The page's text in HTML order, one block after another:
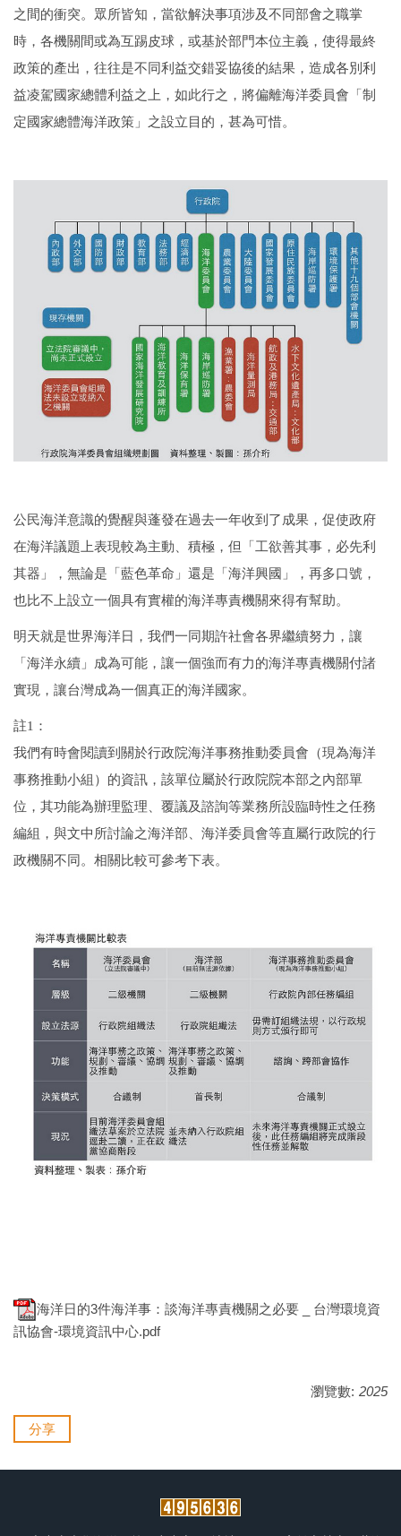
之間的衝突。眾所皆知，當欲解決事項涉及不同部會之職掌
時，各機關間或為互踢皮球，或基於部門本位主義，使得最終
政策的產出，往往是不同利益交錯妥協後的結果，造成各別利
益凌駕國家總體利益之上，如此行之，將偏離海洋委員會「制
定國家總體海洋政策」之設立目的，甚為可惜。
公民海洋意識的覺醒與蓬發在過去一年收到了成果，促使政府
在海洋議題上表現較為主動、積極，但「工欲善其事，必先利
其器」，無論是「藍色革命」還是「海洋興國」，再多口號，
也比不上設立一個具有實權的海洋專責機關來得有幫助。
明天就是世界海洋日，我們一同期許社會各界繼續努力，讓
「海洋永續」成為可能，讓一個強而有力的海洋專責機關付諸
實現，讓台灣成為一個真正的海洋國家。
註1：
我們有時會閱讀到關於行政院海洋事務推動委員會（現為海洋
事務推動小組）的資訊，該單位屬於行政院院本部之內部單
位，其功能為辦理監理、覆議及諮詢等業務所設臨時性之任務
編組，與文中所討論之海洋部、海洋委員會等直屬行政院的行
政機關不同。相關比較可參考下表。
海洋日的3件海洋事：談海洋專責機關之必要 _ 台灣環境資
訊協會-環境資訊中心.pdf
瀏覽數: 2025
分享